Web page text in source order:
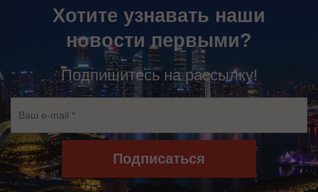
Хотите узнавать наши
новости первыми?
Подпишитесь на рассылку!
Подписаться